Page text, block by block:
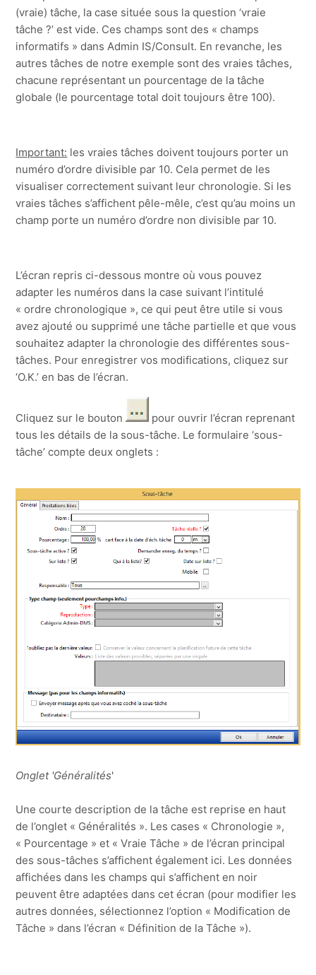
(vraie) tâche, la case située sous la question ‘vraie
tâche ?’ est vide. Ces champs sont des « champs
informatifs » dans Admin IS/Consult. En revanche, les
autres tâches de notre exemple sont des vraies tâches,
chacune représentant un pourcentage de la tâche
globale (le pourcentage total doit toujours être 100).
Important: les vraies tâches doivent toujours porter un
numéro d’ordre divisible par 10. Cela permet de les
visualiser correctement suivant leur chronologie. Si les
vraies tâches s’affichent pêle-mêle, c’est qu’au moins un
champ porte un numéro d’ordre non divisible par 10.
L’écran repris ci-dessous montre où vous pouvez
adapter les numéros dans la case suivant l’intitulé
« ordre chronologique », ce qui peut être utile si vous
avez ajouté ou supprimé une tâche partielle et que vous
souhaitez adapter la chronologie des différentes sous-
tâches. Pour enregistrer vos modifications, cliquez sur
‘O.K.’ en bas de l’écran.
Cliquez sur le bouton
pour ouvrir l’écran reprenant
tous les détails de la sous-tâche. Le formulaire ‘sous-
tâche’ compte deux onglets :
Onglet 'Généralités'
Une courte description de la tâche est reprise en haut
de l’onglet « Généralités ». Les cases « Chronologie »,
« Pourcentage » et « Vraie Tâche » de l’écran principal
des sous-tâches s’affichent également ici. Les données
affichées dans les champs qui s’affichent en noir
peuvent être adaptées dans cet écran (pour modifier les
autres données, sélectionnez l’option « Modification de
Tâche » dans l’écran « Définition de la Tâche »).